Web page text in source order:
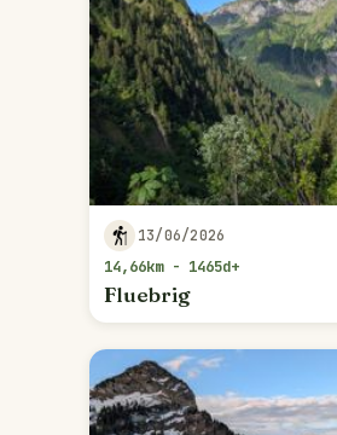
13/06/2026
14,66km - 1465d+
Fluebrig